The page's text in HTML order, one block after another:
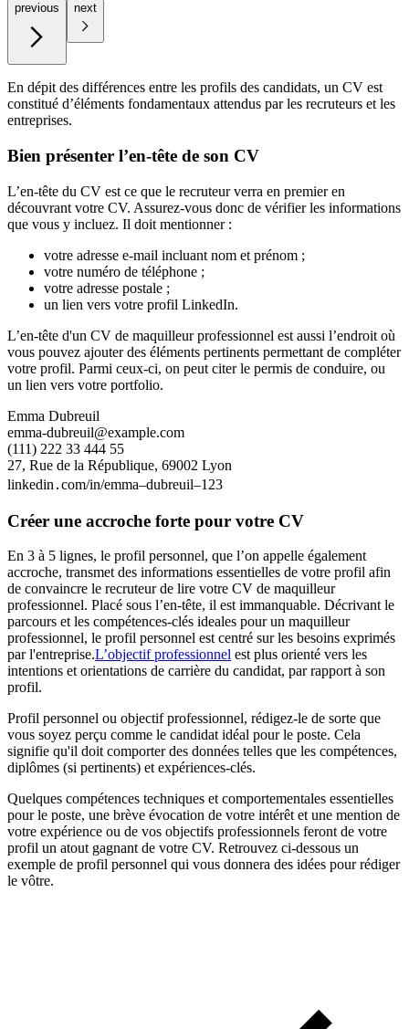
previous
next
En dépit des différences entre les profils des candidats, un CV est
constitué d’éléments fondamentaux attendus par les recruteurs et les
entreprises.
Bien présenter l’en-tête de son CV
L’en-tête du CV est ce que le recruteur verra en premier en
découvrant votre CV. Assurez-vous donc de vérifier les informations
que vous y incluez. Il doit mentionner :
votre adresse e-mail incluant nom et prénom ;
votre numéro de téléphone ;
votre adresse postale ;
un lien vers votre profil LinkedIn.
L’en-tête d'un CV de maquilleur professionnel est aussi l’endroit où
vous pouvez ajouter des éléments pertinents permettant de compléter
votre profil. Parmi ceux-ci, on peut citer le permis de conduire, ou
un lien vers votre portfolio.
Emma Dubreuil
emma-dubreuil@example.com
(111) 222 33 444 55
27, Rue de la République, 69002 Lyon
linkedin․com/in/emma–dubreuil–123
Créer une accroche forte pour votre CV
En 3 à 5 lignes, le profil personnel, que l’on appelle également
accroche, transmet des informations essentielles de votre profil afin
de convaincre le recruteur de lire votre CV de maquilleur
professionnel. Placé sous l’en-tête, il est immanquable. Décrivant le
parcours et les compétences-clés ideales pour un maquilleur
professionnel, le profil personnel est centré sur les besoins exprimés
par l'entreprise.L’objectif professionnel est plus orienté vers les
intentions et orientations de carrière du candidat, par rapport à son
profil.
Profil personnel ou objectif professionnel, rédigez-le de sorte que
vous soyez perçu comme le candidat idéal pour le poste. Cela
signifie qu'il doit comporter des données telles que les compétences,
diplômes (si pertinents) et expériences-clés.
Quelques compétences techniques et comportementales essentielles
pour le poste, une brève évocation de votre intérêt et une mention de
votre expérience ou de vos objectifs professionnels feront de votre
profil un atout gagnant de votre CV. Retrouvez ci-dessous un
exemple de profil personnel qui vous donnera des idées pour rédiger
le vôtre.